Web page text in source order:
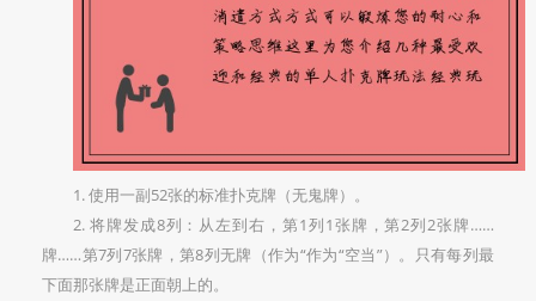
1. 使用一副52张的标准扑克牌（无鬼牌）。
2. 将牌发成8列：从左到右，第1列1张牌，第2列2张牌……
牌……第7列7张牌，第8列无牌（作为“作为“空当”）。只有每列最
下面那张牌是正面朝上的。